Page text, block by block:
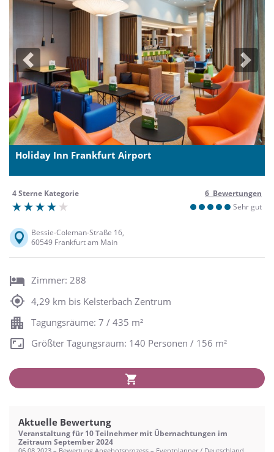
Previous Next
Holiday Inn Frankfurt Airport
4 Sterne Kategorie
6 Bewertungen
Sehr gut
Bessie-Coleman-Straße 16,
60549 Frankfurt am Main
Zimmer: 288
4,29 km bis Kelsterbach Zentrum
Tagungsräume: 7 / 435 m²
Größter Tagungsraum: 140 Personen / 156 m²
Aktuelle Bewertung
Veranstaltung für 10 Teilnehmer mit Übernachtungen im
Zeitraum September 2024